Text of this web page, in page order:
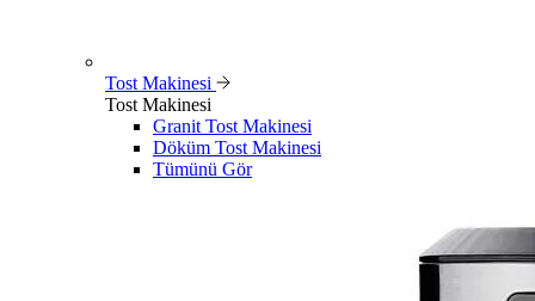
Tost Makinesi
Tost Makinesi
Granit Tost Makinesi
Döküm Tost Makinesi
Tümünü Gör